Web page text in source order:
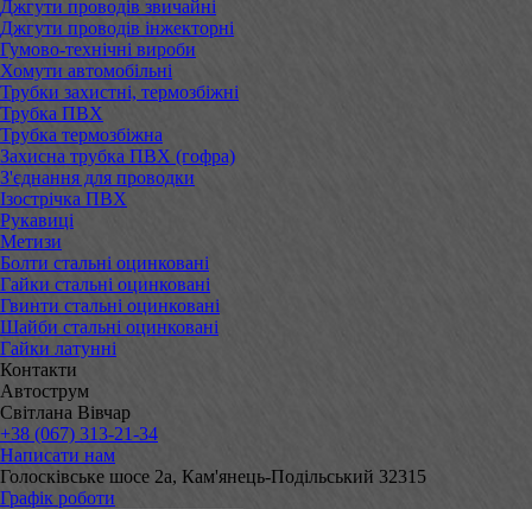
Джгути проводів звичайні
Джгути проводів інжекторні
Гумово-технічні вироби
Хомути автомобільні
Трубки захистні, термозбіжні
Трубка ПВХ
Трубка термозбіжна
Захисна трубка ПВХ (гофра)
З'єднання для проводки
Ізострічка ПВХ
Рукавиці
Метизи
Болти стальні оцинковані
Гайки стальні оцинковані
Гвинти стальні оцинковані
Шайби стальні оцинковані
Гайки латунні
Контакти
Автострум
Світлана Вівчар
+38 (067) 313-21-34
Написати нам
Голосківське шосе 2а, Кам'янець-Подільський 32315
Графік роботи